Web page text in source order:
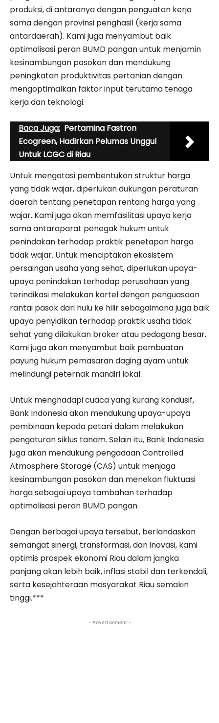
produksi, di antaranya dengan penguatan kerja
sama dengan provinsi penghasil (kerja sama
antardaerah). Kami juga menyambut baik
optimalisasi peran BUMD pangan untuk menjamin
kesinambungan pasokan dan mendukung
peningkatan produktivitas pertanian dengan
mengoptimalkan faktor input terutama tenaga
kerja dan teknologi.
Baca Juga: Pertamina Fastron
Ecogreen, Hadirkan Pelumas Unggul
Untuk LCGC di Riau
Untuk mengatasi pembentukan struktur harga
yang tidak wajar, diperlukan dukungan peraturan
daerah tentang penetapan rentang harga yang
wajar. Kami juga akan memfasilitasi upaya kerja
sama antaraparat penegak hukum untuk
penindakan terhadap praktik penetapan harga
tidak wajar. Untuk menciptakan ekosistem
persaingan usaha yang sehat, diperlukan upaya-
upaya penindakan terhadap perusahaan yang
terindikasi melakukan kartel dengan penguasaan
rantai pasok dari hulu ke hilir sebagaimana juga baik
upaya penyidikan terhadap praktik usaha tidak
sehat yang dilakukan broker atau pedagang besar.
Kami juga akan menyam­but baik pembuatan
payung hukum pemasaran daging ayam untuk
melindungi peternak mandiri lokal.
Untuk menghadapi cuaca yang kurang kondusif,
Bank Indonesia akan mendukung upaya-upaya
pembinaan kepada petani dalam melakukan
pengaturan siklus tanam. Selain itu, Bank Indonesia
juga akan mendukung pengadaan Controlled
Atmosphere Storage (CAS) untuk menjaga
kesinambungan pasokan dan menekan fluktuasi
harga sebagai upaya tambahan terhadap
optimalisasi peran BUMD pangan.
Dengan berbagai upaya tersebut, berlandaskan
semangat sinergi, transformasi, dan inovasi, kami
optimis prospek ekonomi Riau dalam jangka
panjang akan lebih baik, inflasi stabil dan terkendali,
serta kesejahteraan masyarakat Riau semakin
tinggi.***
- Advertisement -